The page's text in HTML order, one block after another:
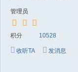
管理员
积分 10528
收听TA 发消息